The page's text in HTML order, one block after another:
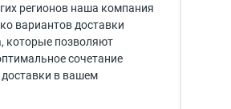
регионов наша компания
вариантов доставки
которые позволяют
сочетание
в вашем